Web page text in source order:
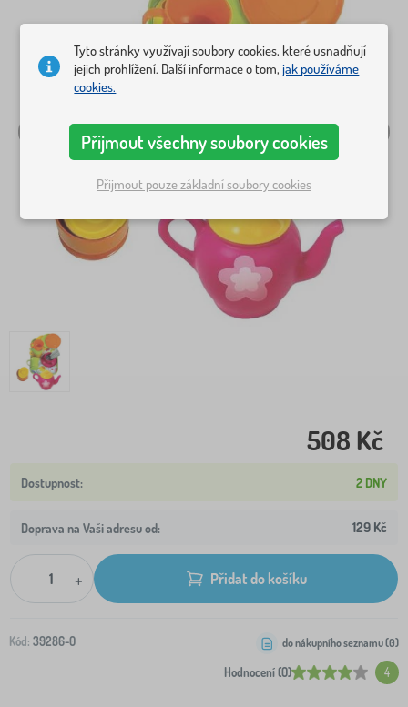
508 Kč
2 DNY
Doprava na Vaši adresu od: 129 Kč
- + Přidat do košíku
Kód: 39286-0
Hodnocení (0) 4
do nákupního seznamu (0)
Tyto stránky využívají soubory cookies, které usnadňují
jejich prohlížení. Další informace o tom,jak používáme
cookies.
Přijmout všechny soubory cookies
Přijmout pouze základní soubory cookies